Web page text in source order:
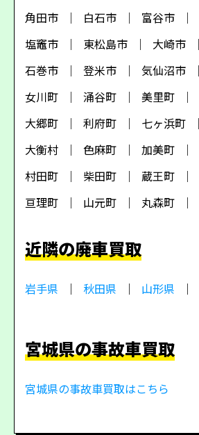
角田市
白石市 富谷市
塩竈市
東松島市 大崎市
石巻市
登米市 気仙沼市
女川町
涌谷町 美里町
大郷町
利府町 七ヶ浜町
大衡村
色麻町 加美町
村田町
柴田町 蔵王町
亘理町
山元町 丸森町
近隣の廃車買取
岩手県 秋田県 山形県
宮城県の事故車買取
宮城県の事故車買取はこちら